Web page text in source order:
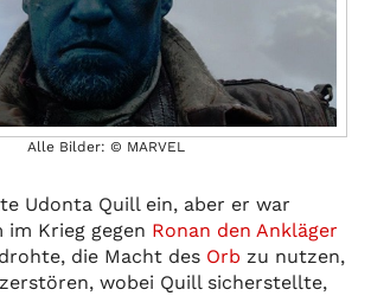
Alle Bilder: © MARVEL
Udonta Quill ein, aber er war
Krieg gegen Ronan den Ankläger
die Macht des Orb zu nutzen,
wobei Quill sicherstellte,